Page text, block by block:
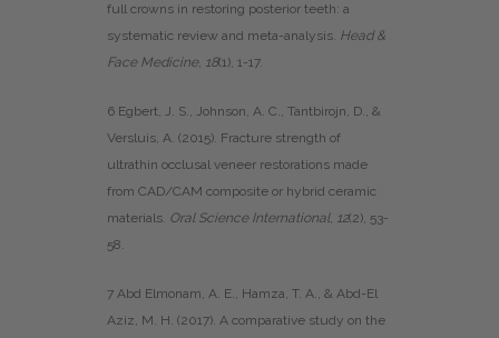
full crowns in restoring posterior teeth: a
systematic review and meta-analysis. Head &
Face Medicine, 18(1), 1-17.
6 Egbert, J. S., Johnson, A. C., Tantbirojn, D., &
Versluis, A. (2015). Fracture strength of
ultrathin occlusal veneer restorations made
from CAD/CAM composite or hybrid ceramic
materials. Oral Science International, 12(2), 53-
58.
7 Abd Elmonam, A. E., Hamza, T. A., & Abd-El
Aziz, M. H. (2017). A comparative study on the